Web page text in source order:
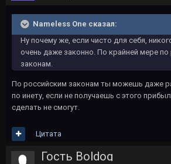
Nameless One сказал:
Ну почему же, если чисто для себя,
очень даже законно. По крайней мере по
законам.
По российским законам ты можешь даже
по инету, если не получаешь с этого
сделать не смогут.
Цитата
Гость Boldog